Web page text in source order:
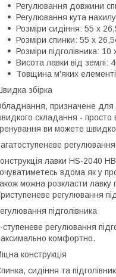
Регулювання довжини
Регулювання кута
Розміри сидіння: 55 х
Розміри спинки: 55 х
Розміри підголівника: 10
Висота лавки від землі:
Товщина м'яких
збірка
призначене для
складання - просто
ви можете
регулювання
лавки HS-2040
вдома як у
можна розкласти лавку
регулювання
підголівника
ступеневе регулювання
комфортно.
конструкція
сидіння та